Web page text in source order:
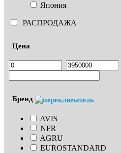
Япония
РАСПРОДАЖА
Цена
Бренд
AVIS
NFR
AGRU
EUROSTANDARD